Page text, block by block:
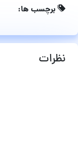
برچسب ها:
نظرات